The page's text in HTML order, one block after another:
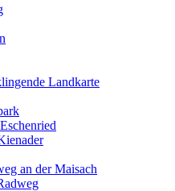
Landkarte
an der Maisach